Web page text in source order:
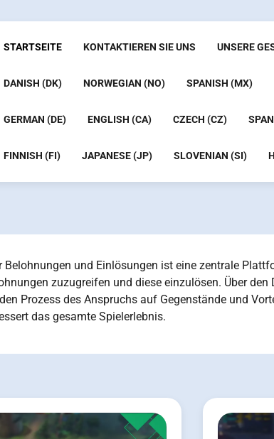
STARTSEITE KONTAKTIEREN SIE UNS UNSERE
DANISH (DK) NORWEGIAN (NO) SPANISH (MX)
GERMAN (DE) ENGLISH (CA) CZECH (CZ)
FINNISH (FI) JAPANESE (JP) SLOVENIAN (SI)
und Einlösungen ist eine zentrale
zuzugreifen und diese einzulösen. Über
Prozess des Anspruchs auf Gegenstände und
das gesamte Spielerlebnis.